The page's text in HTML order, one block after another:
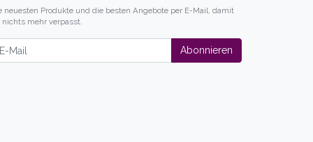
neuesten Produkte und die besten Angebote per E-Mail, damit
nichts mehr verpasst.
Abonnieren